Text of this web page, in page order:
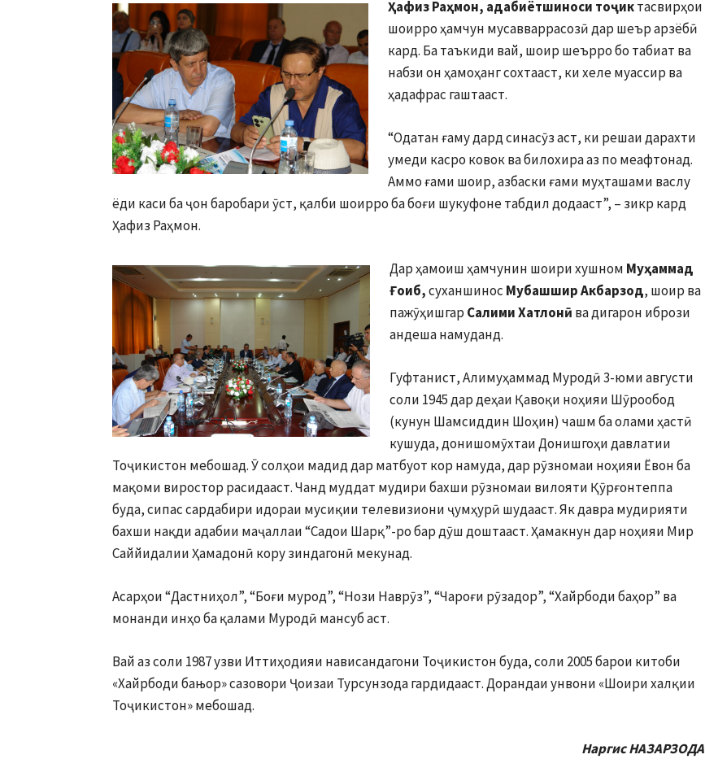
Ҳафиз Раҳмон, адабиётшиноси тоҷиктасвирҳои
шоирро ҳамчун мусавваррасозӣ дар шеър арзёбӣ
кард. Ба таъкиди вай, шоир шеърро бо табиат ва
набзи он ҳамоҳанг сохтааст, ки хеле муассир ва
ҳадафрас гаштааст.
“Одатан ғаму дард синасӯз аст, ки решаи дарахти
умеди касро ковок ва билохира аз по меафтонад.
Аммо ғами шоир, азбаски ғами муҳташами васлу
ёди каси ба ҷон баробари ӯст, қалби шоирро ба боғи шукуфоне табдил додааст”, – зикр кард
Ҳафиз Раҳмон.
Дар ҳамоиш ҳамчунин шоири хушном Муҳаммад
Ғоиб,суханшинос Мубашшир Акбарзод, шоир ва
пажӯҳишгар Салими Хатлонӣ ва дигарон ибрози
андеша намуданд.
Гуфтанист, Алимуҳаммад Муродӣ 3-юми августи
соли 1945 дар деҳаи Қавоқи ноҳияи Шӯрообод
(кунун Шамсиддин Шоҳин) чашм ба олами ҳастӣ
кушуда, донишомӯхтаи Донишгоҳи давлатии
Тоҷикистон мебошад. Ӯ солҳои мадид дар матбуот кор намуда, дар рӯзномаи ноҳияи Ёвон ба
мақоми виростор расидааст. Чанд муддат мудири бахши рӯзномаи вилояти Қӯрғонтеппа
буда, сипас сардабири идораи мусиқии телевизиони ҷумҳурӣ шудааст. Як давра мудирияти
бахши нақди адабии маҷаллаи “Садои Шарқ”-ро бар дӯш доштааст. Ҳамакнун дар ноҳияи Мир
Саййидалии Ҳамадонӣ кору зиндагонӣ мекунад.
Асарҳои “Дастниҳол”, “Боғи мурод”, “Нози Наврӯз”, “Чароғи рӯзадор”, “Хайрбоди баҳор” ва
монанди инҳо ба қалами Муродӣ мансуб аст.
Вай аз соли 1987 узви Иттиҳодияи нависандагони Тоҷикистон буда, соли 2005 барои китоби
«Хайрбоди бањор» сазовори Ҷоизаи Турсунзода гардидааст. Дорандаи унвони «Шоири халқии
Тоҷикистон» мебошад.
Наргис НАЗАРЗОДА